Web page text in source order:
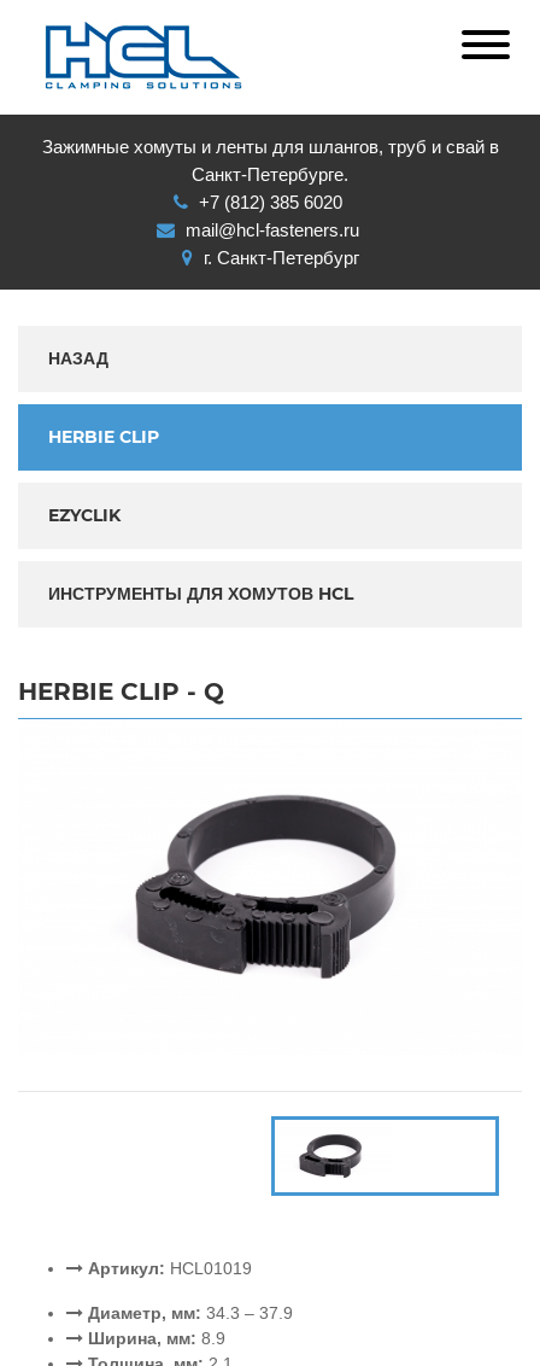
Зажимные хомуты и ленты для шлангов, труб и свай в
Санкт-Петербурге.
+7 (812) 385 6020
mail@hcl-fasteners.ru
г. Санкт-Петербург
НАЗАД
HERBIE CLIP
EZYCLIK
ИНСТРУМЕНТЫ ДЛЯ ХОМУТОВ HCL
HERBIE CLIP - Q
Артикул: HCL01019
Диаметр, мм: 34.3 – 37.9
Ширина, мм: 8.9